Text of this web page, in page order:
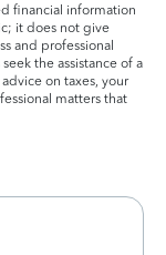
financial information
it does not give
and professional
the assistance of a
on taxes, your
matters that